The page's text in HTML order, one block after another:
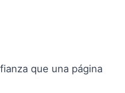
que una página